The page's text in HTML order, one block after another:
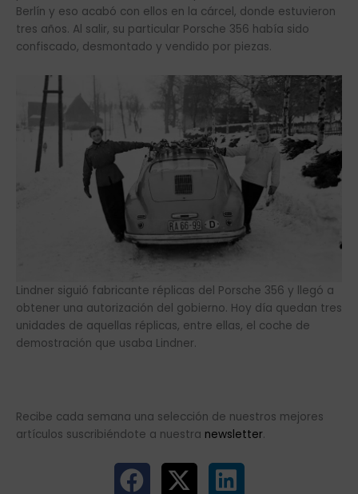
Berlín y eso acabó con ellos en la cárcel, donde estuvieron
tres años. Al salir, su particular Porsche 356 había sido
confiscado, desmontado y vendido por piezas.
Lindner siguió fabricante réplicas del Porsche 356 y llegó a
obtener una autorización del gobierno. Hoy día quedan tres
unidades de aquellas réplicas, entre ellas, el coche de
demostración que usaba Lindner.
Recibe cada semana una selección de nuestros mejores
artículos suscribiéndote a nuestra newsletter.